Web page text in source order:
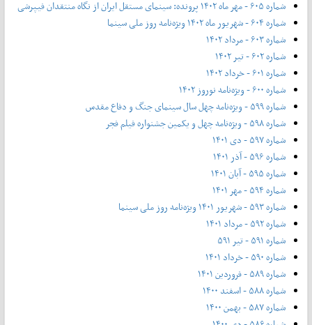
شماره ۶۰۵ - مهر ماه ۱۴۰۲ پرونده: سینمای مستقل ایران از نگاه منتقدان فیپرشی
شماره ۶۰۴ - شهریور ماه ۱۴۰۲ ویژه‌نامه روز ملی سینما
شماره ۶۰۳ - مرداد ۱۴۰۲
شماره ۶۰۲ - تیر ۱۴۰۲
شماره ۶۰۱ - خرداد ۱۴۰۲
شماره ۶۰۰ - ویژه‌نامه نوروز ۱۴۰۲
شماره ۵۹۹ - ویژه‌نامه چهل سال سینمای جنگ و دفاع مقدس
شماره ۵۹۸ - ویژه‌نامه چهل و یکمین جشنواره فیلم فجر
شماره ۵۹۷ - دی ۱۴۰۱
شماره ۵۹۶ - آذر ۱۴۰۱
شماره ۵۹۵ - آبان ۱۴۰۱
شماره ۵۹۴ - مهر ۱۴۰۱
شماره ۵۹۳ - شهریور ۱۴۰۱ ویژه‌نامه روز ملی سینما
شماره ۵۹۲ - مرداد ۱۴۰۱
شماره ۵۹۱ - تیر ۵۹۱
شماره ۵۹۰ - خرداد ۱۴۰۱
شماره ۵۸۹ - فروردین ۱۴۰۱
شماره ۵۸۸ - اسفند ۱۴۰۰
شماره ۵۸۷ - بهمن ۱۴۰۰